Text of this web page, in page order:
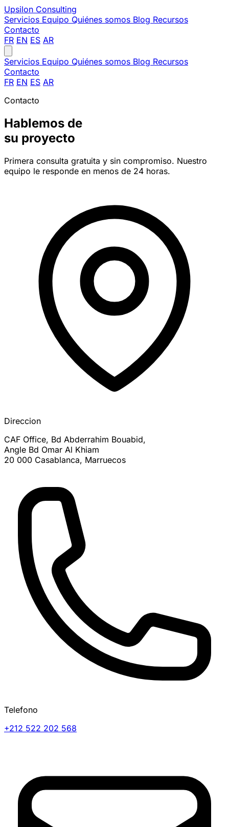
Upsilon Consulting
Servicios Equipo Quiénes somos Blog Recursos
Contacto
FR EN ES AR
Servicios Equipo Quiénes somos Blog Recursos
Contacto
FR EN ES AR
Contacto
Hablemos de
su proyecto
Primera consulta gratuita y sin compromiso. Nuestro
equipo le responde en menos de 24 horas.
Direccion
CAF Office, Bd Abderrahim Bouabid,
Angle Bd Omar Al Khiam
20 000 Casablanca, Marruecos
Telefono
+212 522 202 568